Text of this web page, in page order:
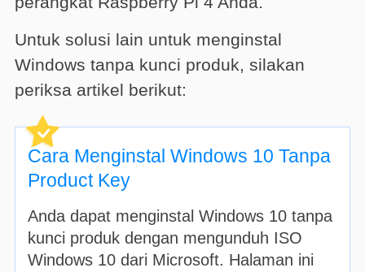
Untuk solusi lain untuk menginstal
Windows tanpa kunci produk, silakan
periksa artikel berikut:
Cara Menginstal Windows 10 Tanpa
Product Key
Anda dapat menginstal Windows 10 tanpa
kunci produk dengan mengunduh ISO
Windows 10 dari Microsoft. Halaman ini